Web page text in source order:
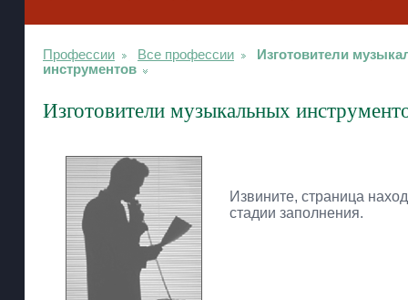
Профессии Все профессии
Изготовители
инструментов
Изготовители музыкальных
Извините, страница
стадии заполнения.